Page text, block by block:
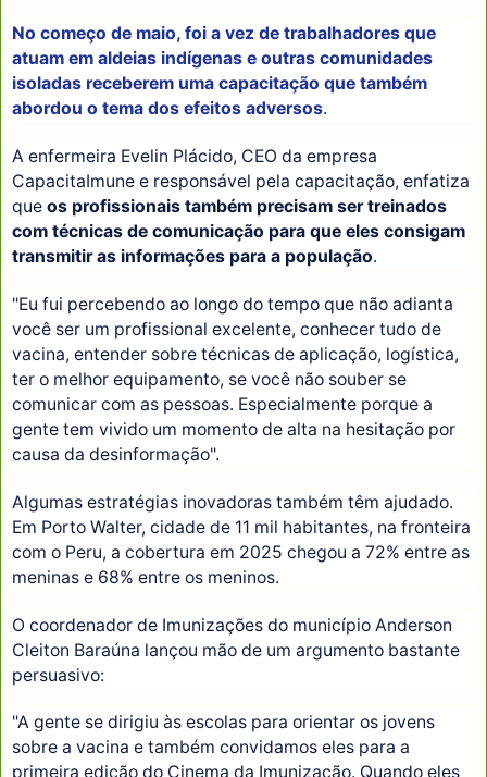
No começo de maio, foi a vez de trabalhadores que
atuam em aldeias indígenas e outras comunidades
isoladas receberem uma capacitação que também
abordou o tema dos efeitos adversos.
A enfermeira Evelin Plácido, CEO da empresa
CapacitaImune e responsável pela capacitação, enfatiza
que os profissionais também precisam ser treinados
com técnicas de comunicação para que eles consigam
transmitir as informações para a população.
"Eu fui percebendo ao longo do tempo que não adianta
você ser um profissional excelente, conhecer tudo de
vacina, entender sobre técnicas de aplicação, logística,
ter o melhor equipamento, se você não souber se
comunicar com as pessoas. Especialmente porque a
gente tem vivido um momento de alta na hesitação por
causa da desinformação".
Algumas estratégias inovadoras também têm ajudado.
Em Porto Walter, cidade de 11 mil habitantes, na fronteira
com o Peru, a cobertura em 2025 chegou a 72% entre as
meninas e 68% entre os meninos.
O coordenador de Imunizações do município Anderson
Cleiton Baraúna lançou mão de um argumento bastante
persuasivo:
"A gente se dirigiu às escolas para orientar os jovens
sobre a vacina e também convidamos eles para a
primeira edição do Cinema da Imunização. Quando eles